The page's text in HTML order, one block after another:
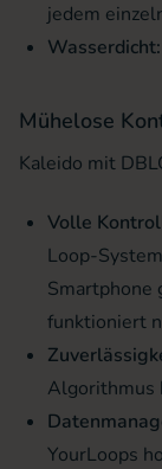
jedem
Wasserdicht:
Mühelose
Kaleido mit
Volle
Loop-
Smartphone
funktioniert
Algorithmus
YourLoops